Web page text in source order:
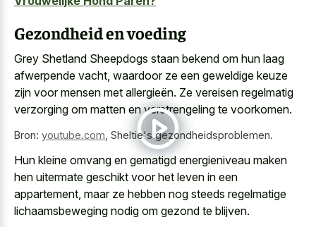
Gezondheid en voeding
Grey Shetland Sheepdogs staan bekend om hun laag
afwerpende vacht, waardoor ze een geweldige keuze
zijn voor mensen met allergieën. Ze vereisen regelmatig
verzorging om matten en verstrengeling te voorkomen.
Bron: youtube.com, Sheltie's gezondheidsproblemen.
Hun kleine omvang en gematigd energieniveau maken
hen uitermate geschikt voor het leven in een
appartement, maar ze hebben nog steeds regelmatige
lichaamsbeweging nodig om gezond te blijven.